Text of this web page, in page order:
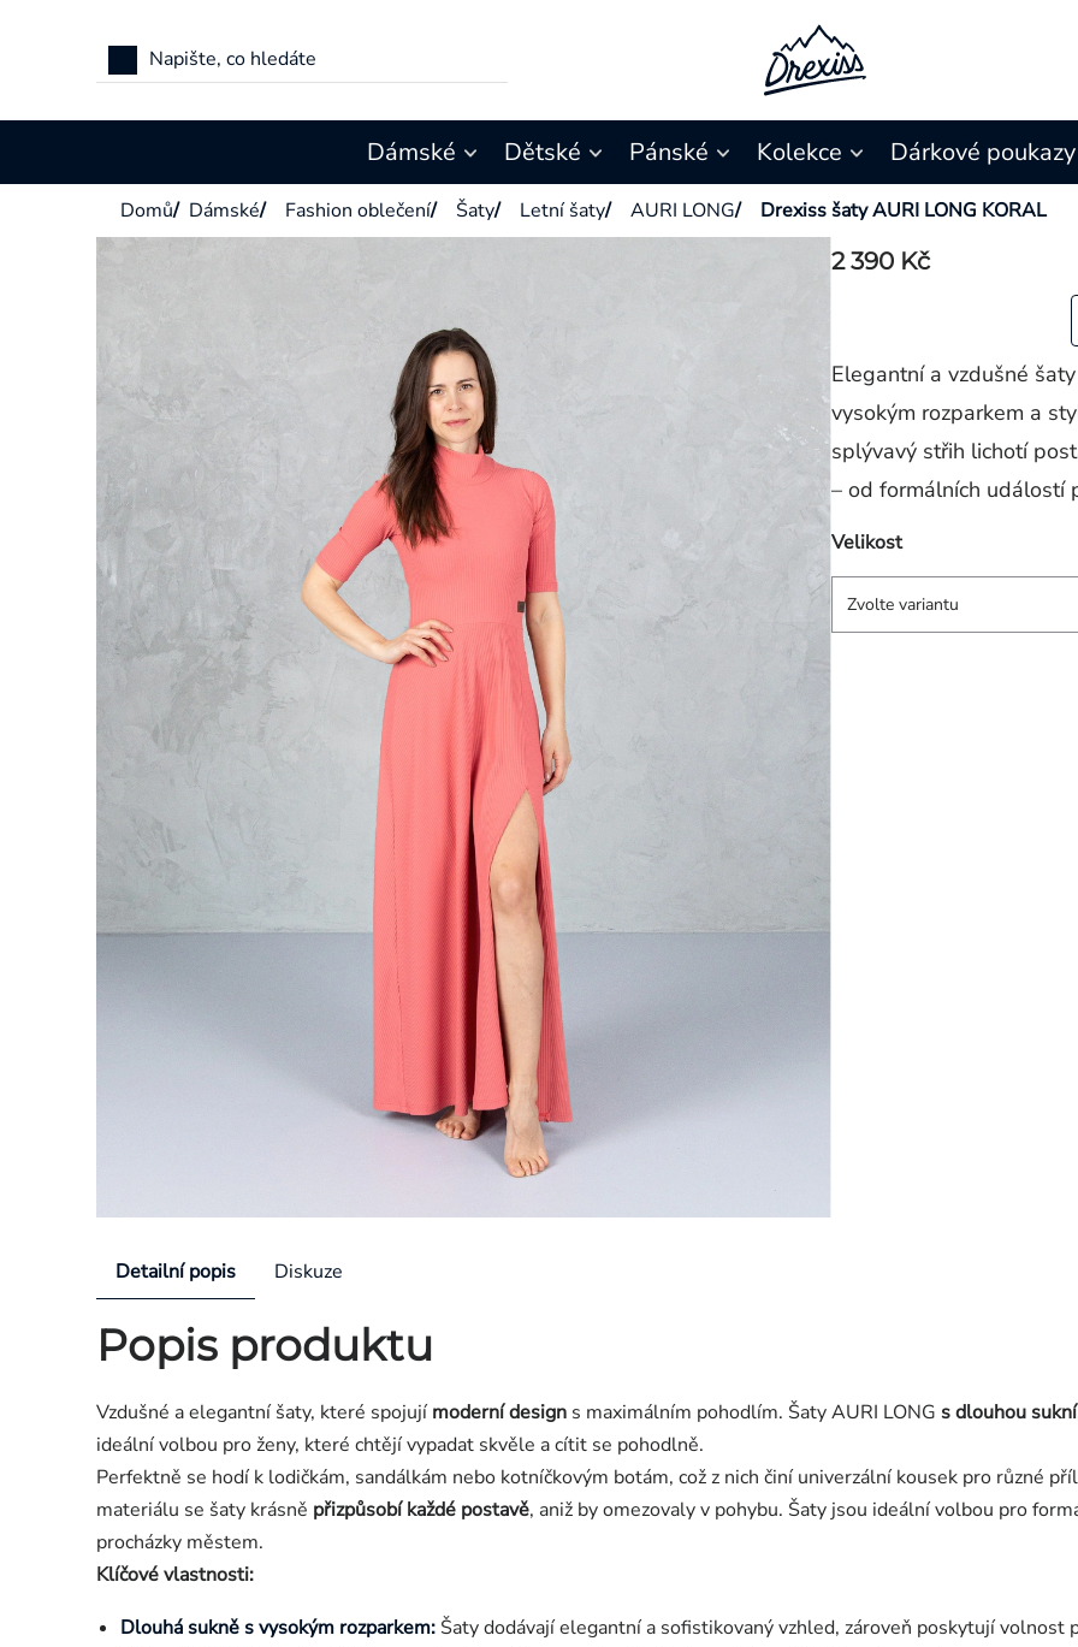
Dámské Dětské Pánské Kolekce Dárkové poukazy
Domů/ Dámské/ Fashion oblečení/ Šaty/ Letní šaty/ AURI LONG/ Drexiss šaty AURI LONG KORAL
2 390 Kč
Velikost
Elegantní a vzdušné
vysokým rozparkem a
splývavý střih lichotí
– od formálních událostí
Detailní popis Diskuze
Popis produktu
Vzdušné a elegantní šaty, které spojujímoderní design s maximálním pohodlím. Šaty AURI LONG s dlouhou
ideální volbou pro ženy, které chtějí vypadat skvěle a cítit se pohodlně.
Perfektně se hodí k lodičkám, sandálkám nebo kotníčkovým botám, což z nich činí univerzální kousek pro různé
materiálu se šaty krásně přizpůsobí každé postavě, aniž by omezovaly v pohybu. Šaty jsou ideální volbou pro
procházky městem.
Klíčové vlastnosti:
Dlouhá sukně s vysokým rozparkem: Šaty dodávají elegantní a sofistikovaný vzhled, zároveň poskytují volnost